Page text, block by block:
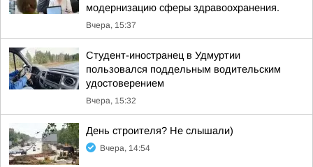
модернизацию сферы здравоохранения.
Вчера, 15:37
Студент-иностранец в Удмуртии
пользовался поддельным водительским
удостоверением
Вчера, 15:32
День строителя? Не слышали)
Вчера, 14:54